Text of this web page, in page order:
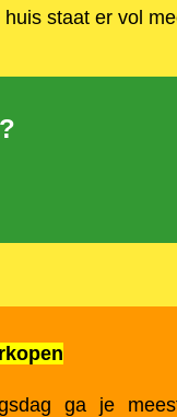
staat er vol
ga je